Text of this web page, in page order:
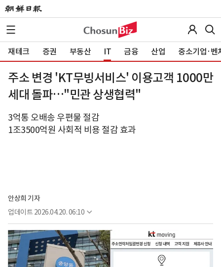
재테크 증권 부동산 IT 금융 산업 중소기업·벤
주소 변경 'KT무빙서비스' 이용고객 1000만
세대 돌파…"민관 상생협력"
3억통 오배송 우편물 절감
1조3500억원 사회적 비용 절감 효과
안상희 기자
업데이트 2026.04.20. 06:10